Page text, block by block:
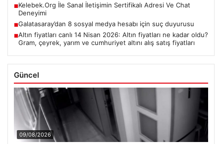
■Kelebek.Org İle Sanal İletişimin Sertifikalı Adresi Ve Chat
Deneyimi
■Galatasaray’dan 8 sosyal medya hesabı için suç duyurusu
■Altın fiyatları canlı 14 Nisan 2026: Altın fiyatları ne kadar oldu?
Gram, çeyrek, yarım ve cumhuriyet altını alış satış fiyatları
Güncel
09/08/2026